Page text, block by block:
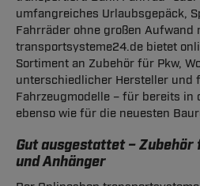
umfangreiches Urlaubsgepäck,
Fahrräder ohne großen Aufwand
transportsysteme24.de bietet
Sortiment an Zubehör für Pkw,
unterschiedlicher Hersteller und
Fahrzeugmodelle – für bereits in
ebenso wie für die neuesten
Gut ausgestattet – Zubehör
und Anhänger